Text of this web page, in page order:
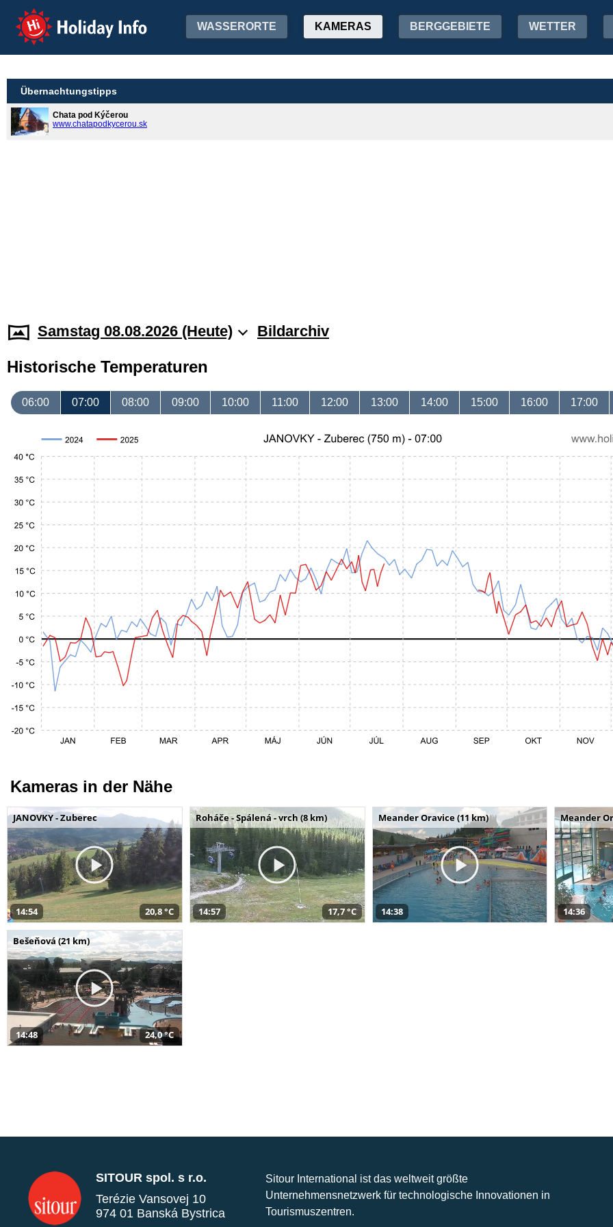
Holiday Info WASSERORTE KAMERAS BERGGEBIETE WETTER
Übernachtungstipps
Chata pod Kýčerou
www.chatapodkycerou.sk
Samstag 08.08.2026 (Heute) Bildarchiv
Historische Temperaturen
06:00 07:00 08:00 09:00 10:00 11:00 12:00 13:00 14:00 15:00 16:00 17:00
Kameras in der Nähe
JANOVKY - Zuberec
14:54 20,8 °C
Roháče - Spálená - vrch (8 km)
14:57 17,7 °C
Meander Oravice (11 km)
14:38
Meander
14:36
Bešeňová (21 km)
14:48 24,0 °C
SITOUR spol. s r.o.
Terézie Vansovej 10
974 01 Banská Bystrica
Sitour International ist das weltweit größte
Unternehmensnetzwerk für technologische Innovationen in
Tourismuszentren.